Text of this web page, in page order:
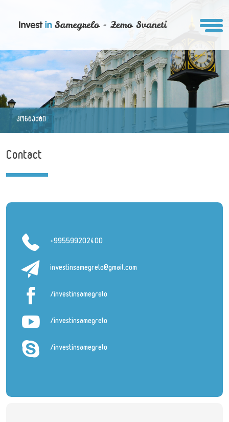
კონტაქტი
Contact
+995599202400
investinsamegrelo@gmail.com
/investinsamegrelo
/investinsamegrelo
/investinsamegrelo